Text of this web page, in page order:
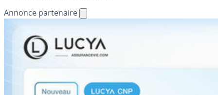
Annonce partenaire